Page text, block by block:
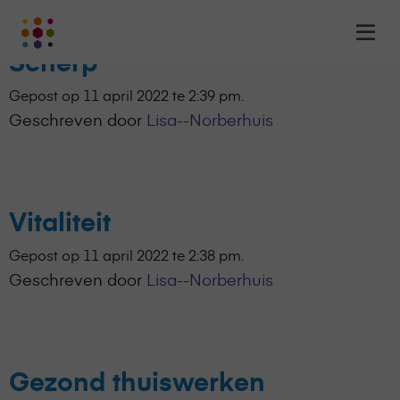
-
online
leerplatform
Zakelijk en privé Gezond en
Scherp
Gepost op 11 april 2022 te 2:39 pm.
Geschreven door Lisa--Norberhuis
Vitaliteit
Gepost op 11 april 2022 te 2:38 pm.
Geschreven door Lisa--Norberhuis
Gezond thuiswerken